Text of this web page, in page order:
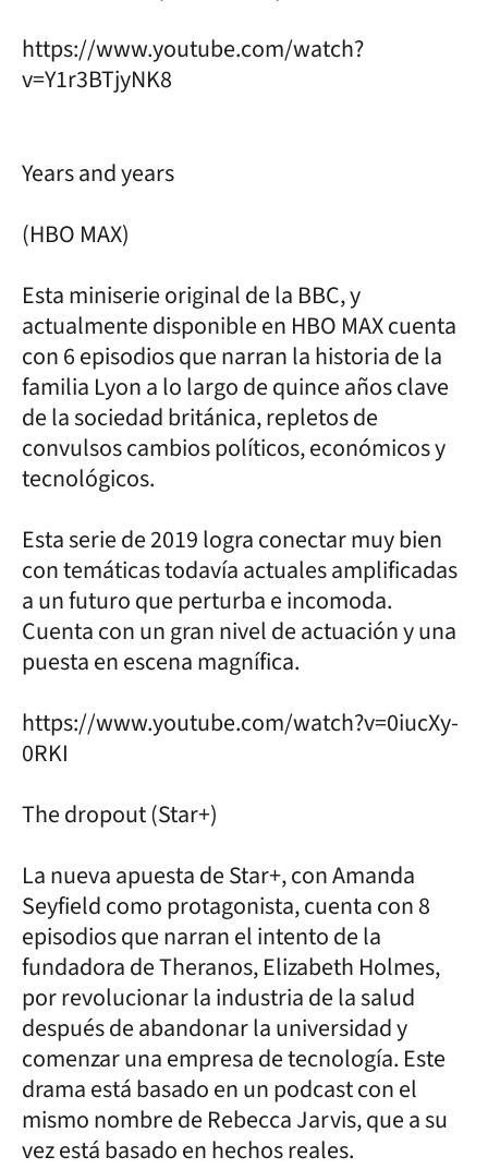
https://www.youtube.com/watch?
v=Y1r3BTjyNK8
Years and years
(HBO MAX)
Esta miniserie original de la BBC, y
actualmente disponible en HBO MAX cuenta
con 6 episodios que narran la historia de la
familia Lyon a lo largo de quince años clave
de la sociedad británica, repletos de
convulsos cambios políticos, económicos y
tecnológicos.
Esta serie de 2019 logra conectar muy bien
con temáticas todavía actuales amplificadas
a un futuro que perturba e incomoda.
Cuenta con un gran nivel de actuación y una
puesta en escena magnífica.
https://www.youtube.com/watch?v=0iucXy-
0RKI
The dropout (Star+)
La nueva apuesta de Star+, con Amanda
Seyfield como protagonista, cuenta con 8
episodios que narran el intento de la
fundadora de Theranos, Elizabeth Holmes,
por revolucionar la industria de la salud
después de abandonar la universidad y
comenzar una empresa de tecnología. Este
drama está basado en un podcast con el
mismo nombre de Rebecca Jarvis, que a su
vez está basado en hechos reales.